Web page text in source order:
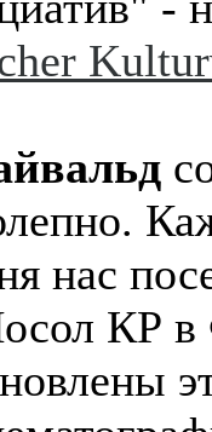
нас
КР